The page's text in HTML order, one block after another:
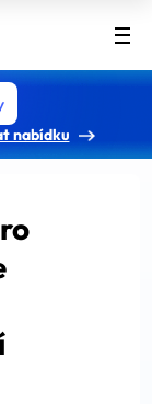
nabídku